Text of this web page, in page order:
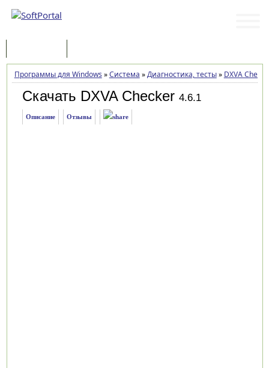
Программы для Windows »Система »Диагностика, тесты» DXVA
Скачать DXVA Checker 4.6.1
Описание Отзывы